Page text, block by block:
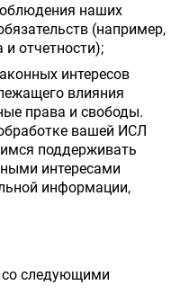
наших
(например,
и отчетности);
интересов
влияния
права и свободы.
вашей ИСЛ
поддерживать
интересами
информации,
следующими